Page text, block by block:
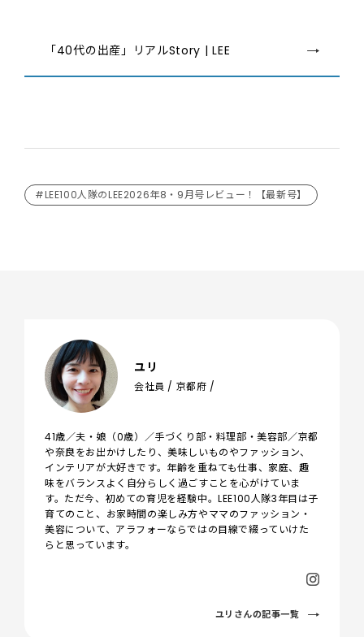
「40代の出産」リアルStory | LEE
#LEE100人隊のLEE2026年8・9月号レビュー！【最新号】
ユリ
会社員 / 京都府 /
41歳／夫・娘（0歳）／手づくり部・料理部・美容部／京都
や奈良をお出かけしたり、美味しいものやファッション、
インテリアが大好きです。年齢を重ねても仕事、家庭、趣
味をバランスよく自分らしく過ごすことを心がけていま
す。ただ今、初めての育児を経験中。LEE100人隊3年目は子
育てのこと、お家時間の楽しみ方やママのファッション・
美容について、アラフォーならではの目線で綴っていけた
らと思っています。
ユリさんの記事一覧